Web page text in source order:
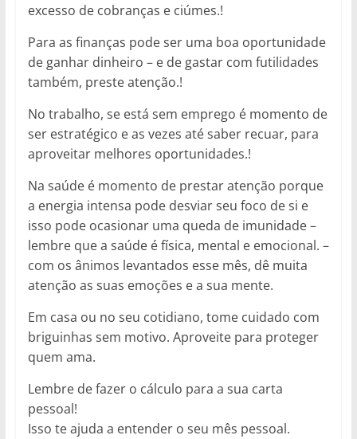
excesso de cobranças e ciúmes.!
Para as finanças pode ser uma boa oportunidade
de ganhar dinheiro – e de gastar com futilidades
também, preste atenção.!
No trabalho, se está sem emprego é momento de
ser estratégico e as vezes até saber recuar, para
aproveitar melhores oportunidades.!
Na saúde é momento de prestar atenção porque
a energia intensa pode desviar seu foco de si e
isso pode ocasionar uma queda de imunidade –
lembre que a saúde é física, mental e emocional. –
com os ânimos levantados esse mês, dê muita
atenção as suas emoções e a sua mente.
Em casa ou no seu cotidiano, tome cuidado com
briguinhas sem motivo. Aproveite para proteger
quem ama.
Lembre de fazer o cálculo para a sua carta
pessoal!
Isso te ajuda a entender o seu mês pessoal.